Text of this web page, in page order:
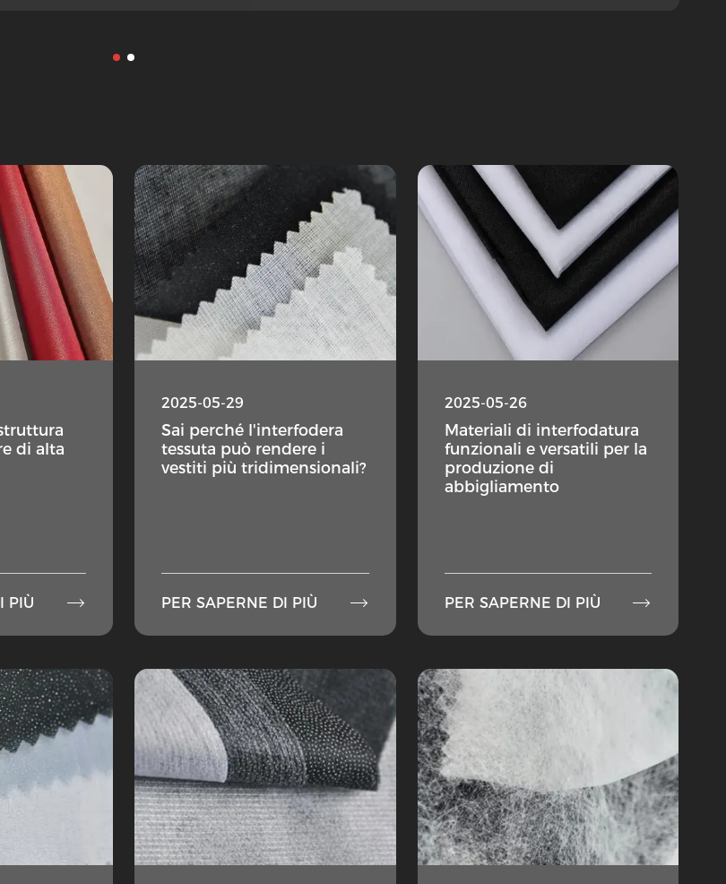
di alta
PIÙ 
2025-05-29
Sai perché l'interfodera
tessuta può rendere i
vestiti più tridimensionali?
PER SAPERNE DI PIÙ 
2025-05-26
Materiali di interfodatura
funzionali e versatili per la
produzione di
abbigliamento
PER SAPERNE DI PIÙ 